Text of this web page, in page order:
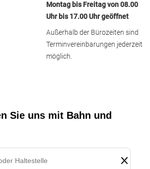
Montag bis Freitag von 08.00
Uhr bis 17.00 Uhr geöffnet
Außerhalb der Bürozeiten sind
Terminvereinbarungen jederzeit
möglich.